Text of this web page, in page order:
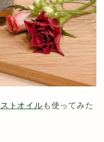
トオイル も使ってみた